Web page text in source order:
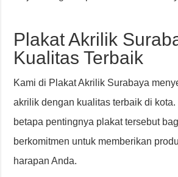
Plakat Akrilik
Kualitas Terbaik
Kami di Plakat Akrilik Surabaya
akrilik dengan kualitas terbaik di
betapa pentingnya plakat tersebut
berkomitmen untuk memberikan
harapan Anda.